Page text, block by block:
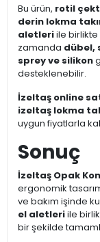
Bu ürün, rotil
derin lokma
aletleriile birlikte
zamanda dübel,
sprey ve silikon
desteklenebilir.
İzeltaş online
izeltaş lokma
uygun fiyatlarla
Sonuç
İzeltaş Opak
ergonomik
ve bakım işinde
el aletleriile
bir şekilde